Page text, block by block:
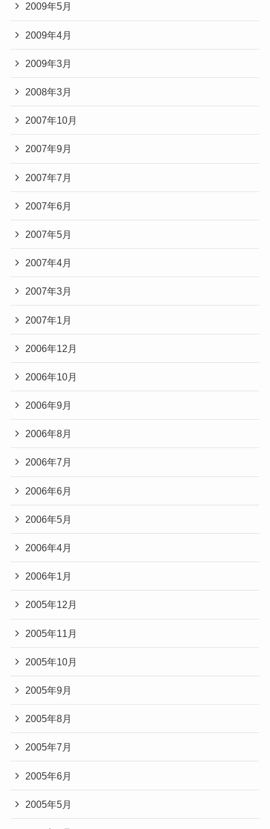
2009年5月
2009年4月
2009年3月
2008年3月
2007年10月
2007年9月
2007年7月
2007年6月
2007年5月
2007年4月
2007年3月
2007年1月
2006年12月
2006年10月
2006年9月
2006年8月
2006年7月
2006年6月
2006年5月
2006年4月
2006年1月
2005年12月
2005年11月
2005年10月
2005年9月
2005年8月
2005年7月
2005年6月
2005年5月